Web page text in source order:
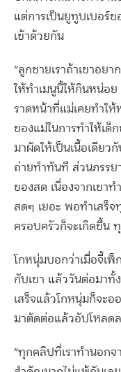
แต่การเป็นยูทูบเบอร์
เข้าด้วยกัน
“ลูกชายเราถ้าเขาอย
ให้ทำเมนูนี้ให้กินหน่อย
ราดหน้าที่แม่เคยทำให้
ของแม่ในการทำให้เด็
มาผัดให้เป็นเนื้อเดียว
ถ่ายทำทันที ส่วนภรรย
ของสด เนื่องจากเขา
สดๆ เยอะ พอทำเสร็
ครอบครัวก็จะเกิดขึ้น
โกหนุ่มบอกว่าเมื่อจี้เพ็
กับเขา แล้ววันต่อมาทั้
เสร็จแล้วโกหนุ่มก็จะ
มาตัดต่อแล้วอัปโหลด
“ทุกคลิปที่เราทำนอกจ